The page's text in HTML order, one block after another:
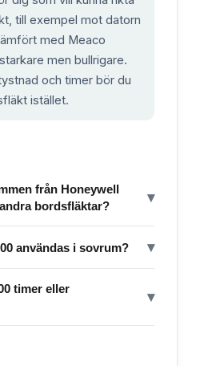
till exempel mot datorn
med Meaco
men bullrigare.
och timer bör du
istället.
från Honeywell
bordsfläktar?
▾
användas i sovrum? ▾
timer eller
▾